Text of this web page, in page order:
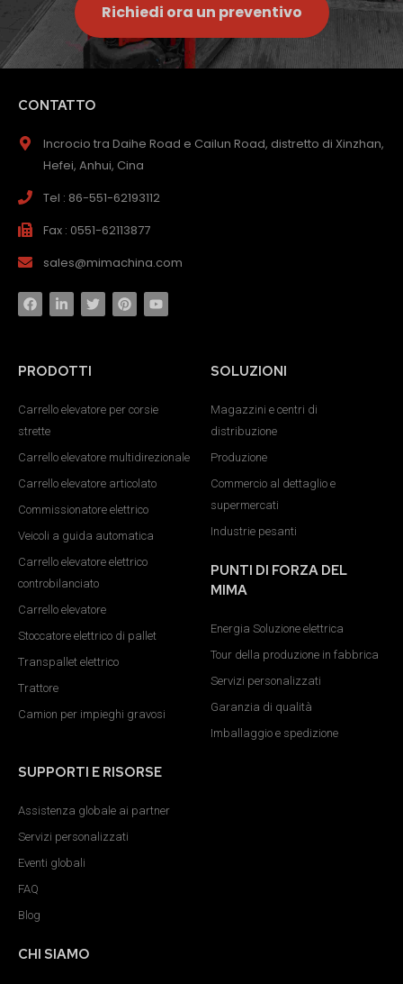
Richiedi ora un preventivo
CONTATTO
Incrocio tra Daihe Road e Cailun Road, distretto di Xinzhan,
Hefei, Anhui, Cina
Tel : 86-551-62193112
Fax : 0551-62113877
sales@mimachina.com
PRODOTTI
Carrello elevatore per corsie
strette
Carrello elevatore multidirezionale
Carrello elevatore articolato
Commissionatore elettrico
Veicoli a guida automatica
Carrello elevatore elettrico
controbilanciato
Carrello elevatore
Stoccatore elettrico di pallet
Transpallet elettrico
Trattore
Camion per impieghi gravosi
SOLUZIONI
Magazzini e centri di
distribuzione
Produzione
Commercio al dettaglio e
supermercati
Industrie pesanti
PUNTI DI FORZA DEL
MIMA
Energia Soluzione elettrica
Tour della produzione in fabbrica
Servizi personalizzati
Garanzia di qualità
Imballaggio e spedizione
SUPPORTI E RISORSE
Assistenza globale ai partner
Servizi personalizzati
Eventi globali
FAQ
Blog
CHI SIAMO